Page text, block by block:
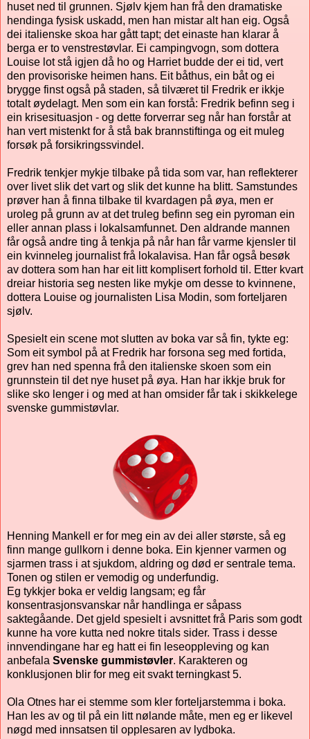
huset ned til grunnen. Sjølv kjem han frå den dramatiske
hendinga fysisk uskadd, men han mistar alt han eig. Også
dei italienske skoa har gått tapt; det einaste han klarar å
berga er to venstrestøvlar. Ei campingvogn, som dottera
Louise lot stå igjen då ho og Harriet budde der ei tid, vert
den provisoriske heimen hans. Eit båthus, ein båt og ei
brygge finst også på staden, så tilværet til Fredrik er ikkje
totalt øydelagt. Men som ein kan forstå: Fredrik befinn seg i
ein krisesituasjon - og dette forverrar seg når han forstår at
han vert mistenkt for å stå bak brannstiftinga og eit muleg
forsøk på forsikringssvindel.
Fredrik tenkjer mykje tilbake på tida som var, han reflekterer
over livet slik det vart og slik det kunne ha blitt. Samstundes
prøver han å finna tilbake til kvardagen på øya, men er
uroleg på grunn av at det truleg befinn seg ein pyroman ein
eller annan plass i lokalsamfunnet. Den aldrande mannen
får også andre ting å tenkja på når han får varme kjensler til
ein kvinneleg journalist frå lokalavisa. Han får også besøk
av dottera som han har eit litt komplisert forhold til. Etter kvart
dreiar historia seg nesten like mykje om desse to kvinnene,
dottera Louise og journalisten Lisa Modin, som forteljaren
sjølv.
Spesielt ein scene mot slutten av boka var så fin, tykte eg:
Som eit symbol på at Fredrik har forsona seg med fortida,
grev han ned spenna frå den italienske skoen som ein
grunnstein til det nye huset på øya. Han har ikkje bruk for
slike sko lenger i og med at han omsider får tak i skikkelege
svenske gummistøvlar.
Henning Mankell er for meg ein av dei aller største, så eg
finn mange gullkorn i denne boka. Ein kjenner varmen og
sjarmen trass i at sjukdom, aldring og død er sentrale tema.
Tonen og stilen er vemodig og underfundig.
Eg tykkjer boka er veldig langsam; eg får
konsentrasjonsvanskar når handlinga er såpass
saktegåande. Det gjeld spesielt i avsnittet frå Paris som godt
kunne ha vore kutta ned nokre titals sider. Trass i desse
innvendingane har eg hatt ei fin leseoppleving og kan
anbefala Svenske gummistøvler. Karakteren og
konklusjonen blir for meg eit svakt terningkast 5.
Ola Otnes har ei stemme som kler forteljarstemma i boka.
Han les av og til på ein litt nølande måte, men eg er likevel
nøgd med innsatsen til opplesaren av lydboka.